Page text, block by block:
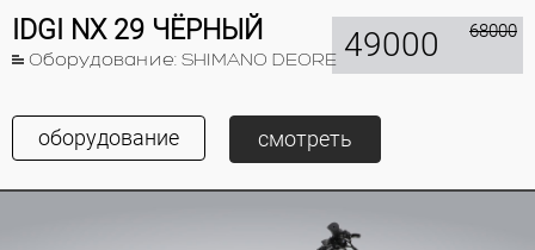
IDGI NX 29 ЧЁРНЫЙ
Оборудование: SHIMANO DEORE 49000 68000
оборудование смотреть